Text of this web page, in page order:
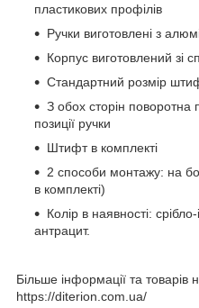
пластикових профілів
Ручки виготовлені з
Корпус виготовлений зі
Стандартний розмір
З обох сторін
позиції ручки
Штифт в комплекті
2 способи монтажу: на
в комплекті)
Колір в наявності:
антрацит.
Більше інформації та товарів
https://diterion.com.ua/